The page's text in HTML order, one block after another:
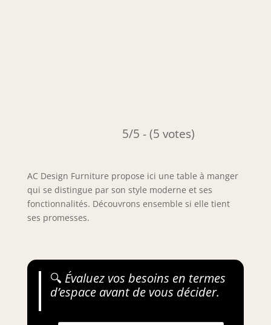
5/5 - (5 votes)
AC Design Furniture propose ici une table à manger
qui se distingue par son style moderne et ses
fonctionnalités. Découvrons ensemble si elle tient
ses promesses.
🔍 Évaluez vos besoins en termes
d’espace avant de vous décider.